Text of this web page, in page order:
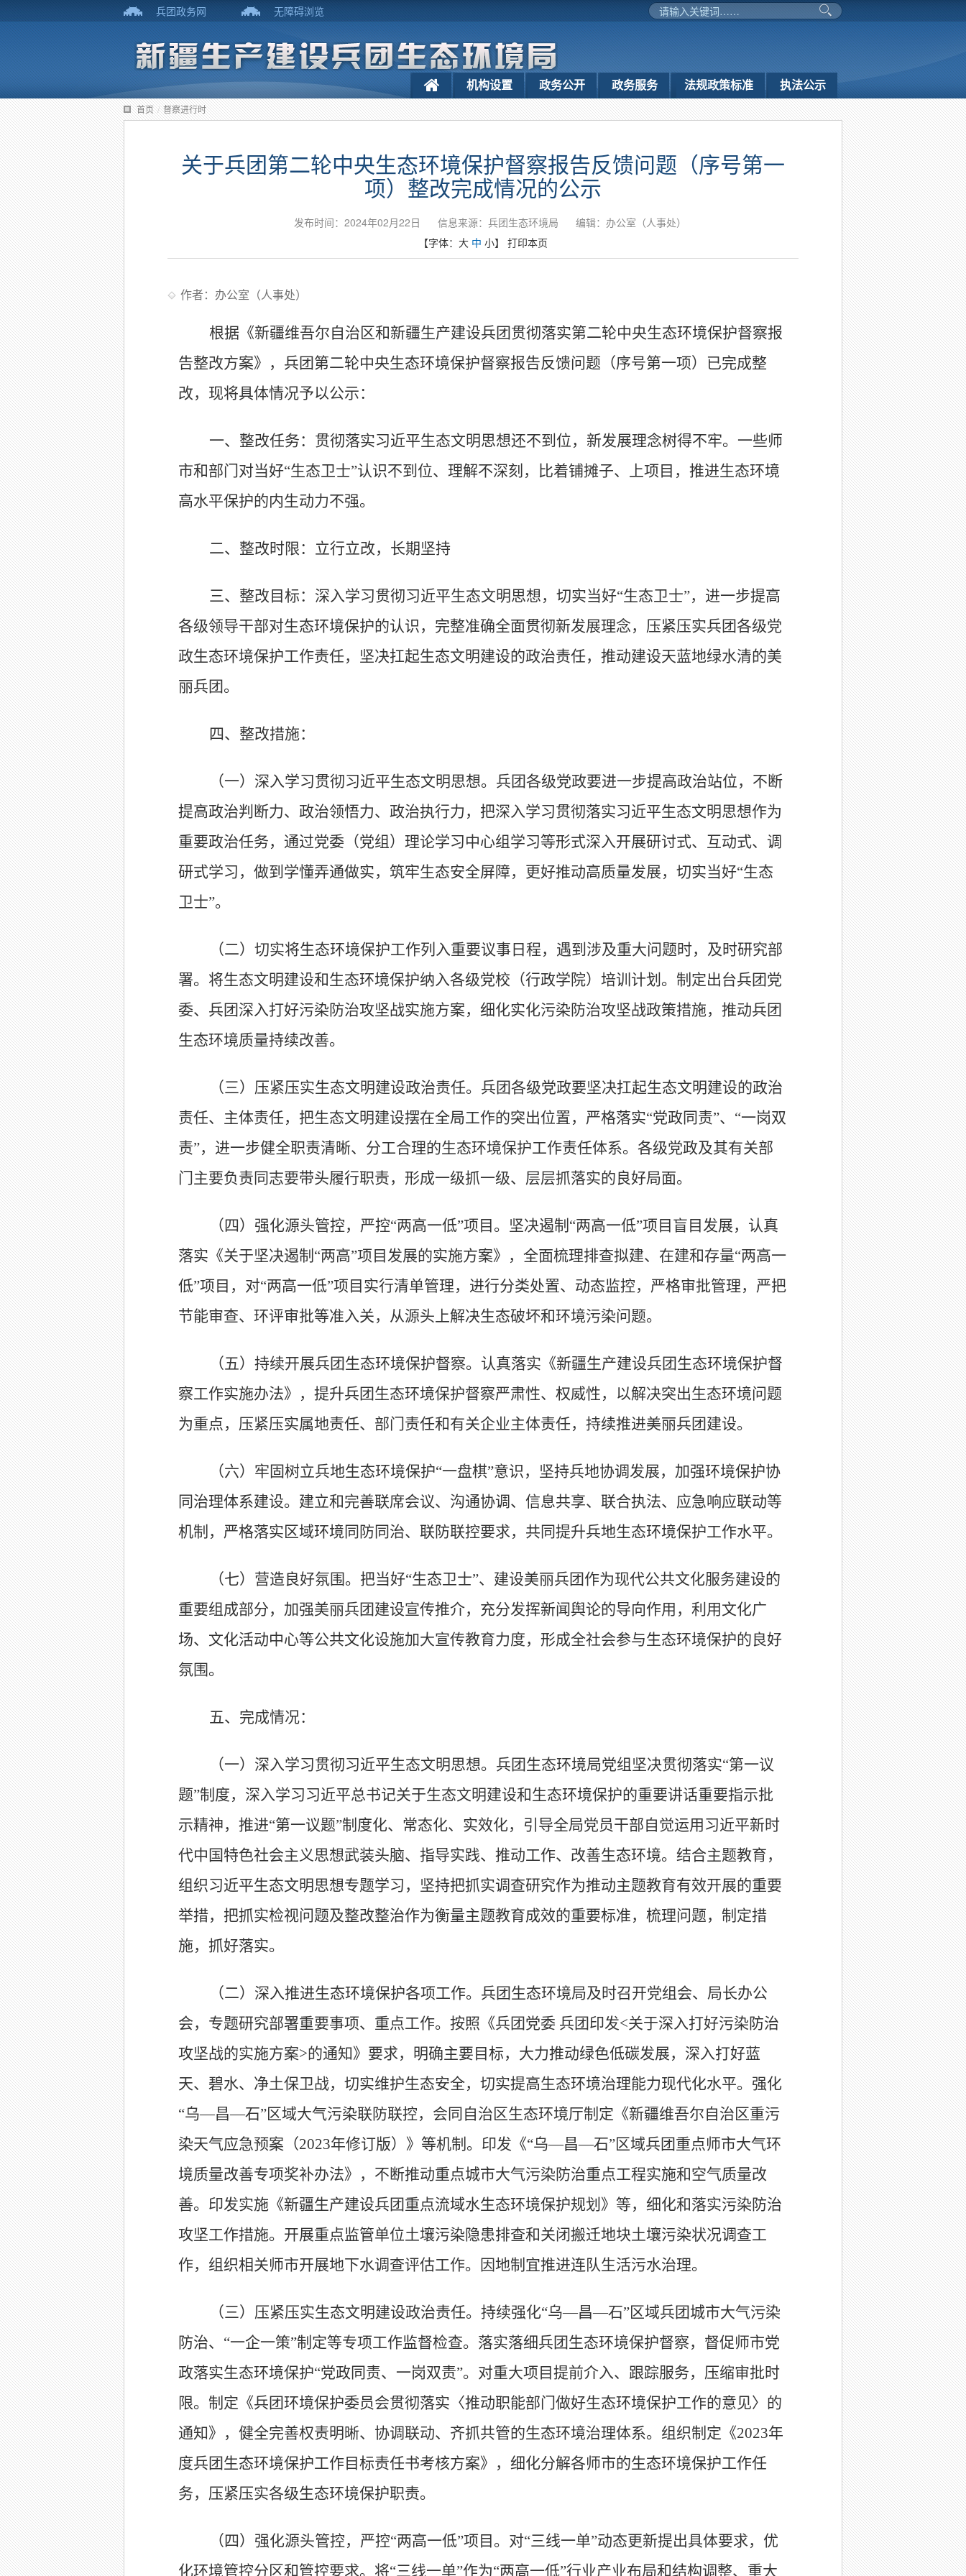
兵团政务网 无障碍浏览
机构设置 政务公开 政务服务 法规政策标准 执法公示
首页 / 督察进行时
关于兵团第二轮中央生态环境保护督察报告反馈问题（序号第一
项）整改完成情况的公示
发布时间：2024年02月22日 信息来源：兵团生态环境局
编辑：办公室（人事处）
【字体： 大 中 小】 打印本页
作者：办公室（人事处）
根据《新疆维吾尔自治区和新疆生产建设兵团贯彻落实第二轮中央生态环境保护督察报
告整改方案》，兵团第二轮中央生态环境保护督察报告反馈问题（序号第一项）已完成整
改，现将具体情况予以公示：
一、整改任务： 贯彻落实习近平生态文明思想还不到位，新发展理念树得不牢。一些师
市和部门对当好“生态卫士”认识不到位、理解不深刻，比着铺摊子、上项目，推进生态环境
高水平保护的内生动力不强。
二、整改时限： 立行立改，长期坚持
三、整改目标： 深入学习贯彻习近平生态文明思想，切实当好“生态卫士”，进一步提高
各级领导干部对生态环境保护的认识，完整准确全面贯彻新发展理念，压紧压实兵团各级党
政生态环境保护工作责任，坚决扛起生态文明建设的政治责任，推动建设天蓝地绿水清的美
丽兵团。
四、整改措施：
（一）深入学习贯彻习近平生态文明思想。 兵团各级党政要进一步提高政治站位，不断
提高政治判断力、政治领悟力、政治执行力，把深入学习贯彻落实习近平生态文明思想作为
重要政治任务，通过党委（党组）理论学习中心组学习等形式深入开展研讨式、互动式、调
研式学习，做到学懂弄通做实，筑牢生态安全屏障，更好推动高质量发展，切实当好“生态
卫士”。
（二）切实将生态环境保护工作列入重要议事日程，遇到涉及重大问题时，及时研究部
署。 将生态文明建设和生态环境保护纳入各级党校（行政学院）培训计划。制定出台兵团党
委、兵团深入打好污染防治攻坚战实施方案，细化实化污染防治攻坚战政策措施，推动兵团
生态环境质量持续改善。
（三）压紧压实生态文明建设政治责任。 兵团各级党政要坚决扛起生态文明建设的政治
责任、主体责任，把生态文明建设摆在全局工作的突出位置，严格落实“党政同责”、 “一岗双
责”，进一步健全职责清晰、分工合理的生态环境保护工作责任体系。各级党政及其有关部
门主要负责同志要带头履行职责，形成一级抓一级、层层抓落实的良好局面。
（四）强化源头管控，严控“两高一低”项目。 坚决遏制 “两高一低”项目盲目发展，认真
落实《关于坚决遏制 “两高”项目发展的实施方案》，全面梳理排查拟建、在建和存量“两高一
低”项目，对“两高一低”项目实行清单管理，进行分类处置、动态监控，严格审批管理，严把
节能审查、环评审批等准入关，从源头上解决生态破坏和环境污染问题。
（五）持续开展兵团生态环境保护督察。 认真落实《新疆生产建设兵团生态环境保护督
察工作实施办法》，提升兵团生态环境保护督察严肃性、权威性，以解决突出生态环境问题
为重点，压紧压实属地责任、部门责任和有关企业主体责任，持续推进美丽兵团建设。
（六）牢固树立兵地生态环境保护“一盘棋”意识，坚持兵地协调发展，加强环境保护协
同治理体系建设。 建立和完善联席会议、沟通协调、信息共享、联合执法、应急响应联动等
机制，严格落实区域环境同防同治、联防联控要求，共同提升兵地生态环境保护工作水平。
（七）营造良好氛围。 把当好“生态卫士”、建设美丽兵团作为现代公共文化服务建设的
重要组成部分，加强美丽兵团建设宣传推介，充分发挥新闻舆论的导向作用，利用文化广
场、文化活动中心等公共文化设施加大宣传教育力度，形成全社会参与生态环境保护的良好
氛围。
五、完成情况：
（一）深入学习贯彻习近平生态文明思想。 兵团生态环境局党组坚决贯彻落实“第一议
题”制度，深入学习习近平总书记关于生态文明建设和生态环境保护的重要讲话重要指示批
示精神，推进“第一议题”制度化、常态化、实效化，引导全局党员干部自觉运用习近平新时
代中国特色社会主义思想武装头脑、指导实践、推动工作、 改善生态环境。结合主题教育，
组织习近平生态文明思想专题学习，坚持把抓实调查研究作为推动主题教育有效开展的重要
举措，把抓实检视问题及整改整治作为衡量主题教育成效的重要标准，梳理问题，制定措
施，抓好落实。
（二） 深入推进生态环境保护各项工作。 兵团生态环境局及时召开党组会、 局长办公
会，专题研究部署重要事项、重点工作。 按照 《兵团党委 兵团印发<关于深入打好污染防治
攻坚战的实施方案>的通知》 要求，明确主要目标， 大力推动绿色低碳发展， 深入打好蓝
天、碧水、净土保卫战， 切实维护生态安全，切实提高生态环境治理能力现代化水平。强化
“乌—昌—石”区域大气污染联防联控，会同自治区生态环境厅制定 《新疆维吾尔自治区重污
染天气应急预案（2023年修订版）》 等机制 。印发《“乌—昌—石”区域兵团重点师市大气环
境质量改善专项奖补办法》，不断推动重点城市大气污染防治重点工程实施和空气质量改
善。印发实施《新疆生产建设兵团重点流域水生态环境保护规划》等，细化和落实污染防治
攻坚工作措施。开展重点监管单位土壤污染隐患排查和关闭搬迁地块土壤污染状况调查工
作，组织相关师市开展地下水调查评估工作。因地制宜推进连队生活污水治理。
（三）压紧压实生态文明建设政治责任。 持续强化“乌—昌—石”区域兵团城市大气污染
防治、 “一企一策”制定等专项工作监督检查。落实落细兵团生态环境保护督察，督促师市党
政落实生态环境保护“党政同责、一岗双责”。对重大项目提前介入、跟踪服务，压缩审批时
限。制定《兵团环境保护委员会贯彻落实〈推动职能部门做好生态环境保护工作的意见〉的
通知》，健全完善权责明晰、协调联动、齐抓共管的生态环境治理体系。组织制定《2023年
度兵团生态环境保护工作目标责任书考核方案》，细化分解各师市的生态环境保护工作任
务，压紧压实各级生态环境保护职责。
（四）强化源头管控，严控“两高一低”项目。 对“三线一单”动态更新提出具体要求，优
化环境管控分区和管控要求。将“三线一单”作为“两高一低”行业产业布局和结构调整、重大